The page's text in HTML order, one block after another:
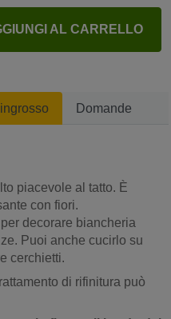
AL CARRELLO
Domande
piacevole al tatto. È
con fiori.
decorare biancheria
Puoi anche cucirlo su
cerchietti.
di rifinitura può